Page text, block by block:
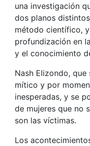
una investigación
dos planos
método científico,
profundización en
y el conocimiento
Nash Elizondo,
mítico y por
inesperadas, y se
de mujeres que no
son las víctimas.
Los